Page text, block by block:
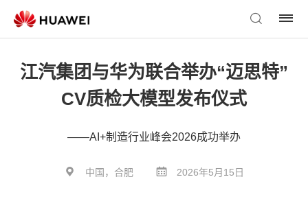
江汽集团与华为联合举办“迈思特”
CV质检大模型发布仪式
——AI+制造行业峰会2026成功举办
中国，合肥 2026年5月15日